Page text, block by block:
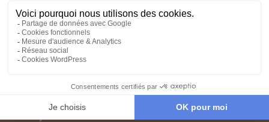
Croisières en
Polynésie
Expertise et co-construction